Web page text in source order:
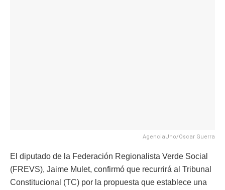
AgenciaUno/Oscar Guerra
El diputado de la Federación Regionalista Verde Social
(FREVS), Jaime Mulet, confirmó que recurrirá al Tribunal
Constitucional (TC) por la propuesta que establece una